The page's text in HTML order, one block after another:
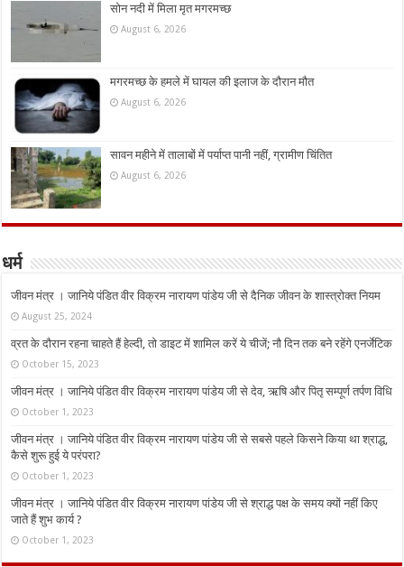
सोन नदी में मिला मृत मगरमच्छ
August 6, 2026
मगरमच्छ के हमले में घायल की इलाज के दौरान मौत
August 6, 2026
सावन महीने में तालाबों में पर्याप्त पानी नहीं, ग्रामीण चिंतित
August 6, 2026
धर्म
जीवन मंत्र । जानिये पंडित वीर विक्रम नारायण पांडेय जी से दैनिक जीवन के शास्त्रोक्त नियम
August 25, 2024
व्रत के दौरान रहना चाहते हैं हेल्दी, तो डाइट में शामिल करें ये चीजें; नौ दिन तक बने रहेंगे एनर्जेटिक
October 15, 2023
जीवन मंत्र । जानिये पंडित वीर विक्रम नारायण पांडेय जी से देव, ऋषि और पितृ सम्पूर्ण तर्पण विधि
October 1, 2023
जीवन मंत्र । जानिये पंडित वीर विक्रम नारायण पांडेय जी से सबसे पहले किसने किया था श्राद्ध,
कैसे शुरू हुई ये परंपरा?
October 1, 2023
जीवन मंत्र । जानिये पंडित वीर विक्रम नारायण पांडेय जी से श्राद्ध पक्ष के समय क्यों नहीं किए
जाते हैं शुभ कार्य ?
October 1, 2023